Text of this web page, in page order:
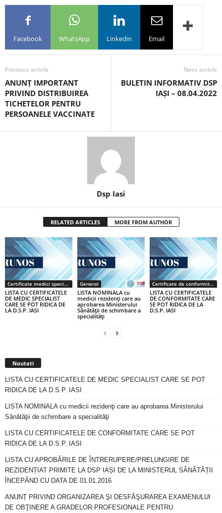
Facebook WhatsApp Linkedin Email
Previous article
ANUNȚ IMPORTANT
PRIVIND DISTRIBUIREA
TICHETELOR PENTRU
PERSOANELE VACCINATE
Next article
BULETIN INFORMATIV DSP
IAȘI – 08.04.2022
Dsp Iasi
RELATED ARTICLES MORE FROM AUTHOR
Certificate medici specialiști / primari
LISTA CU CERTIFICATELE
DE MEDIC SPECIALIST
CARE SE POT RIDICA DE
LA D.S.P. IASI
General
LISTA NOMINALA cu
medicii rezidenţi care au
aprobarea Ministerului
Sănătăţii de schimbare a
specialităţi
Certificate de conformitate
LISTA CU CERTIFICATELE
DE CONFORMITATE CARE
SE POT RIDICA DE LA
D.S.P. IASI
Noutati
LISTA CU CERTIFICATELE DE MEDIC SPECIALIST CARE SE POT
RIDICA DE LA D.S.P. IASI
LISTA NOMINALA cu medicii rezidenţi care au aprobarea Ministerului
Sănătăţii de schimbare a specialităţi
LISTA CU CERTIFICATELE DE CONFORMITATE CARE SE POT
RIDICA DE LA D.S.P. IASI
LISTA CU APROBĂRILE DE ÎNTRERUPERE/PRELUNGIRE DE
REZIDENȚIAT PRIMITE LA DSP IAȘI DE LA MINISTERUL SĂNĂTĂȚII
ÎNCEPÂND CU DATA DE 01.01.2016
ANUNȚ PRIVIND ORGANIZAREA ŞI DESFĂŞURAREA EXAMENULUI
DE OBŢINERE A GRADELOR PROFESIONALE PENTRU